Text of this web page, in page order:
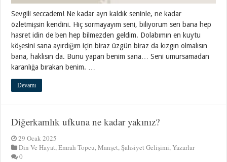
Sevgili seccadem! Ne kadar ayrı kaldık seninle, ne kadar
özletmişsin kendini. Hiç sormayayım seni, biliyorum sen bana hep
hasret idin de ben hep bilmezden geldim. Dolabımın en kuytu
köşesini sana ayırdığım için biraz üzgün biraz da kızgın olmalısın
bana, haklısın da. Bunu yapan benim sana… Seni umursamadan
karanlığa bırakan benim. …
Devamı
Diğerkamlık ufkuna ne kadar yakınız?
29 Ocak 2025
Din Ve Hayat,Emrah Topcu,Manşet,Şahsiyet Gelişimi,Yazarlar
0